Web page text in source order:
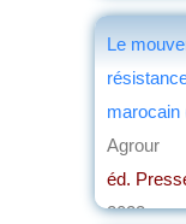
Le
marocain
Agrour
éd.
2023